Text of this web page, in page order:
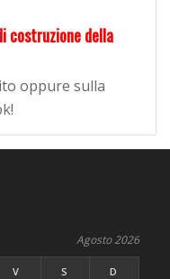
costruzione della
oppure sulla
Agosto 2026
V S D